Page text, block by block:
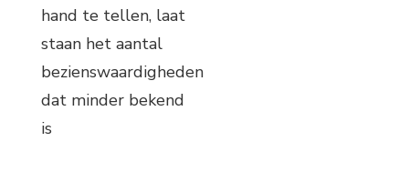
hand te tellen, laat
staan het aantal
bezienswaardigheden
dat minder bekend
is